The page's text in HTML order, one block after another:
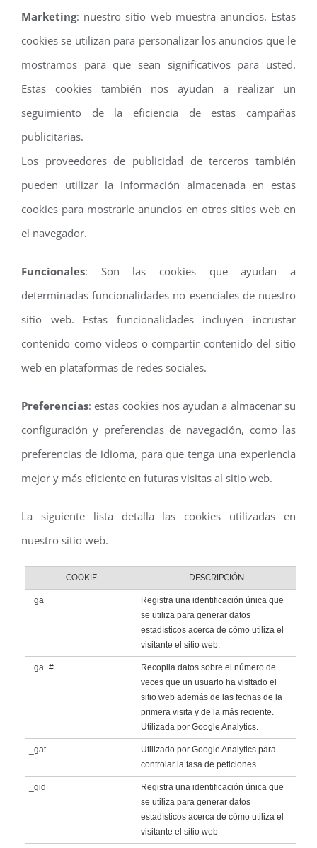
Marketing: nuestro sitio web muestra anuncios. Estas
cookies se utilizan para personalizar los anuncios que le
mostramos para que sean significativos para usted.
Estas cookies también nos ayudan a realizar un
seguimiento de la eficiencia de estas campañas
publicitarias.
Los proveedores de publicidad de terceros también
pueden utilizar la información almacenada en estas
cookies para mostrarle anuncios en otros sitios web en
el navegador.
Funcionales: Son las cookies que ayudan a
determinadas funcionalidades no esenciales de nuestro
sitio web. Estas funcionalidades incluyen incrustar
contenido como videos o compartir contenido del sitio
web en plataformas de redes sociales.
Preferencias: estas cookies nos ayudan a almacenar su
configuración y preferencias de navegación, como las
preferencias de idioma, para que tenga una experiencia
mejor y más eficiente en futuras visitas al sitio web.
La siguiente lista detalla las cookies utilizadas en
nuestro sitio web.
COOKIE DESCRIPCIÓN
_ga
Registra una identificación única que
se utiliza para generar datos
estadísticos acerca de cómo utiliza el
visitante el sitio web.
_ga_#
Recopila datos sobre el número de
veces que un usuario ha visitado el
sitio web además de las fechas de la
primera visita y de la más reciente.
Utilizada por Google Analytics.
_gat
Utilizado por Google Analytics para
controlar la tasa de peticiones
_gid
Registra una identificación única que
se utiliza para generar datos
estadísticos acerca de cómo utiliza el
visitante el sitio web